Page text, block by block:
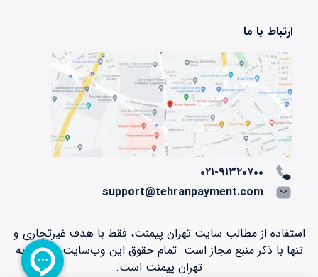
ارتباط با ما
۰۲۱-۹۱۳۲۰۷۰۰
support@tehranpayment.com
استفاده از مطالب سایت تهران پیمنت، فقط با هدف غیرتجاری و
تنها با ذکر منبع مجاز است. تمام حقوق اين وب‌سايت، متعلق به
تهران پیمنت است.